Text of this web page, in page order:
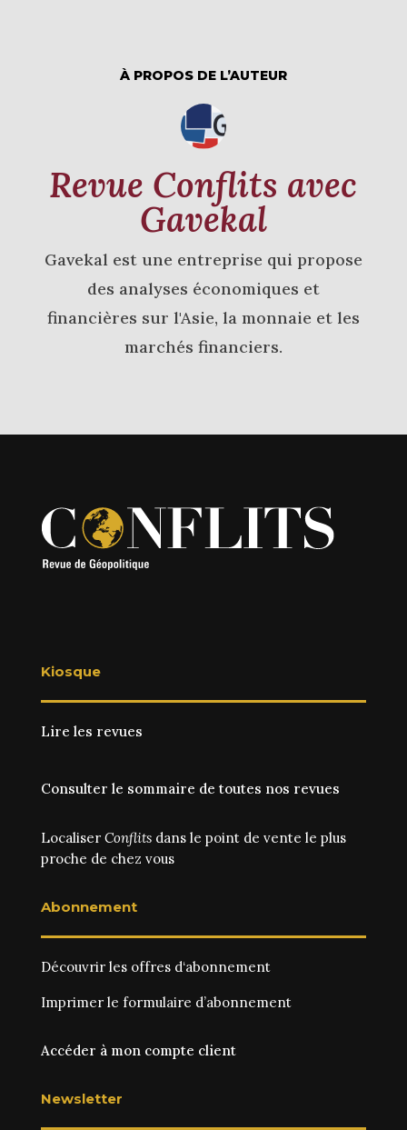
À PROPOS DE L’AUTEUR
Revue Conflits avec
Gavekal
Gavekal est une entreprise qui propose
des analyses économiques et
financières sur l'Asie, la monnaie et les
marchés financiers.
Kiosque
Lire les revues
Consulter le sommaire de toutes nos revues
Localiser Conflitsdans le point de vente le plus
proche de chez vous
Abonnement
Découvrir les offres d‘abonnement
Imprimer le formulaire d’abonnement
Accéder à mon compte client
Newsletter